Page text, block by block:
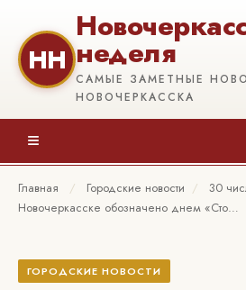
НН неделя
САМЫЕ ЗАМЕТНЫЕ
НОВОЧЕРКАССКА
≡
Главная / Городские новости /
30
Новочеркасске обозначено днем «Сто…
ГОРОДСКИЕ НОВОСТИ